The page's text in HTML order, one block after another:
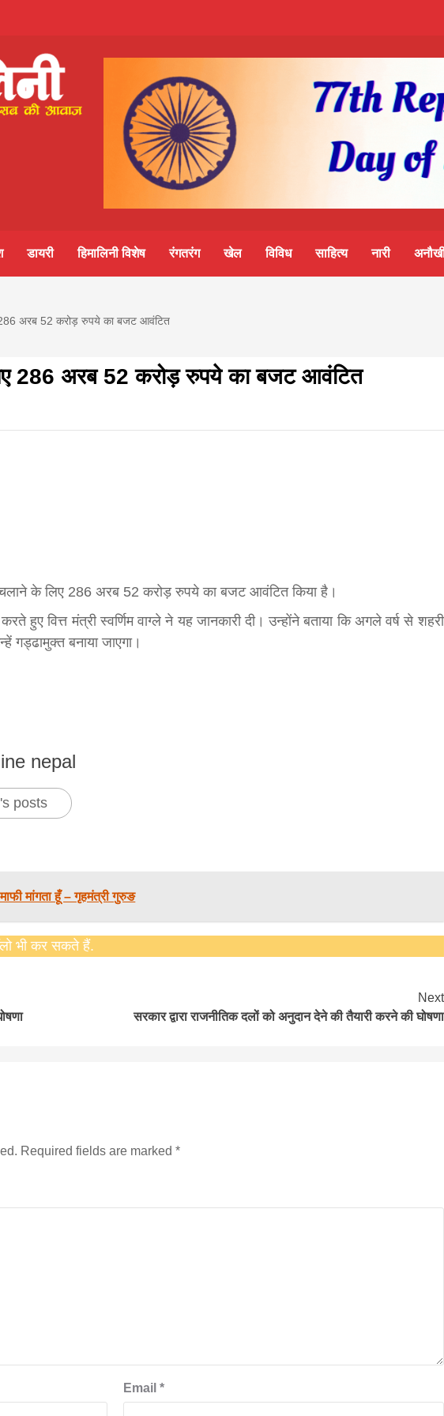
of
डायरी हिमालिनी विशेष रंगतरंग खेल विविध साहित्य नारी
अरब 52 करोड़ रुपये का बजट आवंटित
286 अरब 52 करोड़ रुपये का बजट आवंटित
के लिए 286 अरब 52 करोड़ रुपये का बजट आवंटित किया है।
हुए वित्त मंत्री स्वर्णिम वाग्ले ने यह जानकारी दी। उन्होंने बताया कि अगले वर्ष से शहरी
गड्ढामुक्त बनाया जाएगा।
nepal
posts
मांगता हूँ – गृहमंत्री गुरुङ
भी कर सकते हैं.
Next
सरकार द्वारा राजनीतिक दलों को अनुदान देने की तैयारी करने की घोषणा
Required fields are marked*
Email*
4 अगस्त 2026 मंगलवार शुभसंवत् 2083